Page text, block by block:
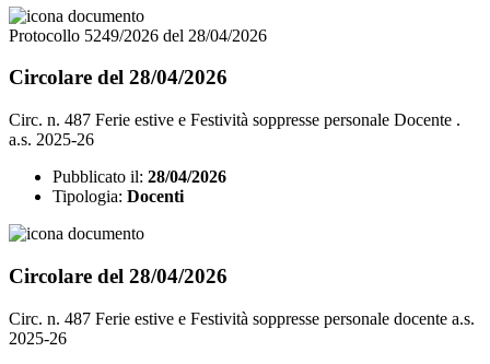
Protocollo 5249/2026 del 28/04/2026
Circolare del 28/04/2026
Circ. n. 487 Ferie estive e Festività soppresse personale Docente .
a.s. 2025-26
Pubblicato il: 28/04/2026
Tipologia: Docenti
Circolare del 28/04/2026
Circ. n. 487 Ferie estive e Festività soppresse personale docente a.s.
2025-26